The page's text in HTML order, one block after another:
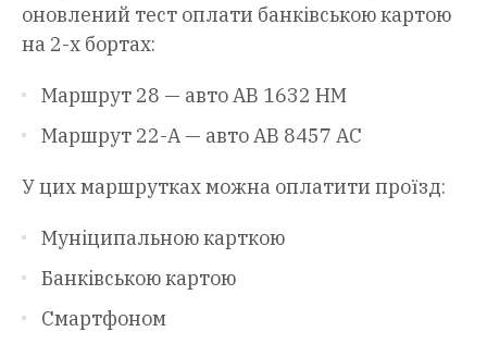
оновлений тест оплати банківською картою
на 2-х бортах:
Маршрут 28 — авто АВ 1632 НМ
Маршрут 22-А — авто АВ 8457 АС
У цих маршрутках можна оплатити проїзд:
Муніципальною карткою
Банківською картою
Смартфоном